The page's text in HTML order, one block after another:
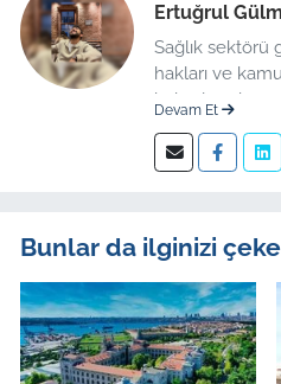
Ertuğrul
Sağlık sektörü
hakları ve
haberleri
Devam Et
Bunlar da ilginizi